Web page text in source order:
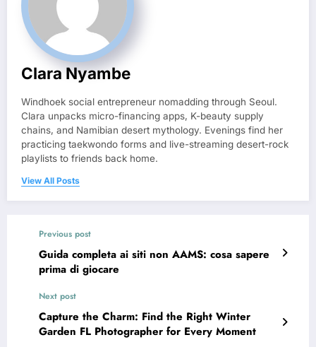
Clara Nyambe
Windhoek social entrepreneur nomadding through Seoul.
Clara unpacks micro-financing apps, K-beauty supply
chains, and Namibian desert mythology. Evenings find her
practicing taekwondo forms and live-streaming desert-rock
playlists to friends back home.
View All Posts
Previous post
Guida completa ai siti non AAMS: cosa sapere
prima di giocare
Next post
Capture the Charm: Find the Right Winter
Garden FL Photographer for Every Moment